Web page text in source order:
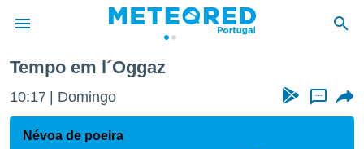
da
foi
Tempo em l´Oggaz
10:17 Domingo ...
Névoa de poeira